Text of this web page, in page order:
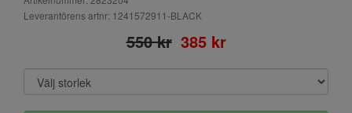
Leverantörens artnr: 1241572911-BLACK
550 kr 385 kr